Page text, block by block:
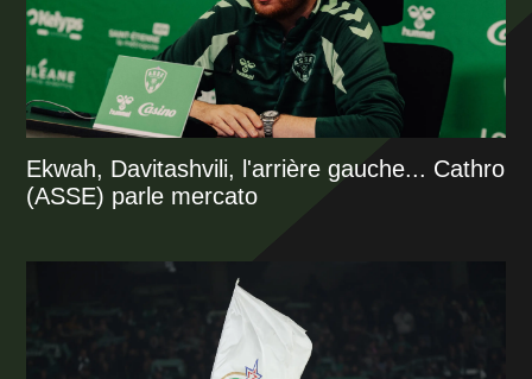
Ekwah, Davitashvili, l'arrière gauche... Cathro
(ASSE) parle mercato